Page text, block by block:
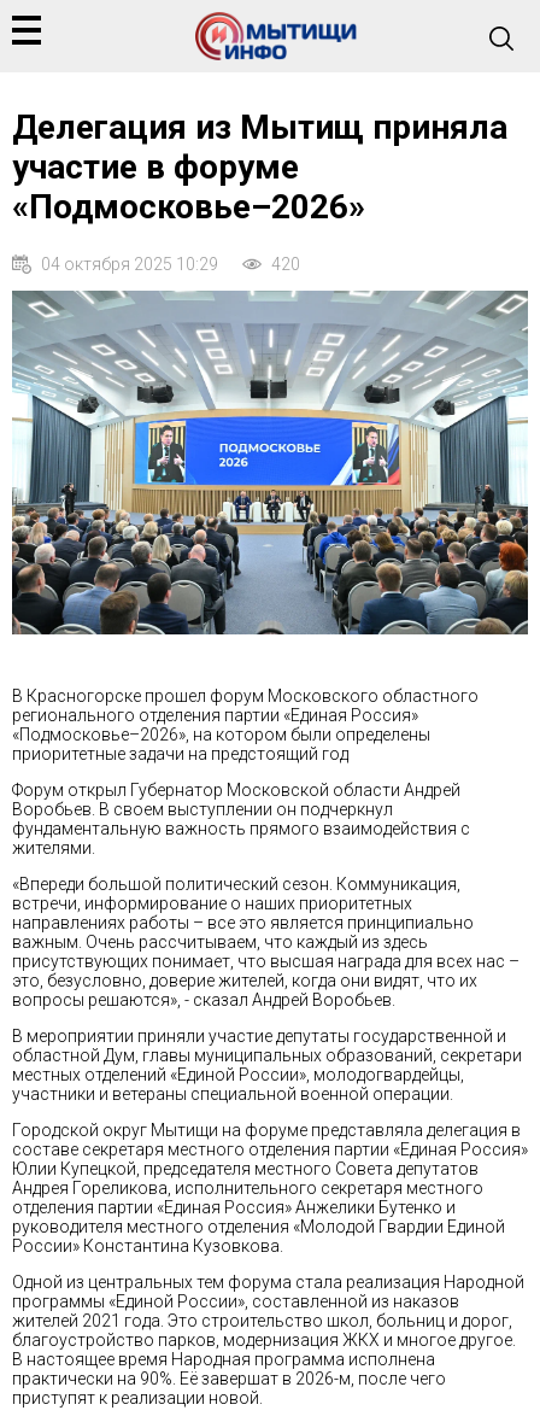
Делегация из Мытищ приняла
участие в форуме
«Подмосковье–2026»
04 октября 2025 10:29 420
В Красногорске прошел форум Московского областного
регионального отделения партии «Единая Россия»
«Подмосковье–2026», на котором были определены
приоритетные задачи на предстоящий год
Форум открыл Губернатор Московской области Андрей
Воробьев. В своем выступлении он подчеркнул
фундаментальную важность прямого взаимодействия с
жителями.
«Впереди большой политический сезон. Коммуникация,
встречи, информирование о наших приоритетных
направлениях работы – все это является принципиально
важным. Очень рассчитываем, что каждый из здесь
присутствующих понимает, что высшая награда для всех нас –
это, безусловно, доверие жителей, когда они видят, что их
вопросы решаются», - сказал Андрей Воробьев.
В мероприятии приняли участие депутаты государственной и
областной Дум, главы муниципальных образований, секретари
местных отделений «Единой России», молодогвардейцы,
участники и ветераны специальной военной операции.
Городской округ Мытищи на форуме представляла делегация в
составе секретаря местного отделения партии «Единая Россия»
Юлии Купецкой, председателя местного Совета депутатов
Андрея Гореликова, исполнительного секретаря местного
отделения партии «Единая Россия» Анжелики Бутенко и
руководителя местного отделения «Молодой Гвардии Единой
России» Константина Кузовкова.
Одной из центральных тем форума стала реализация Народной
программы «Единой России», составленной из наказов
жителей 2021 года. Это строительство школ, больниц и дорог,
благоустройство парков, модернизация ЖКХ и многое другое.
В настоящее время Народная программа исполнена
практически на 90%. Её завершат в 2026-м, после чего
приступят к реализации новой.